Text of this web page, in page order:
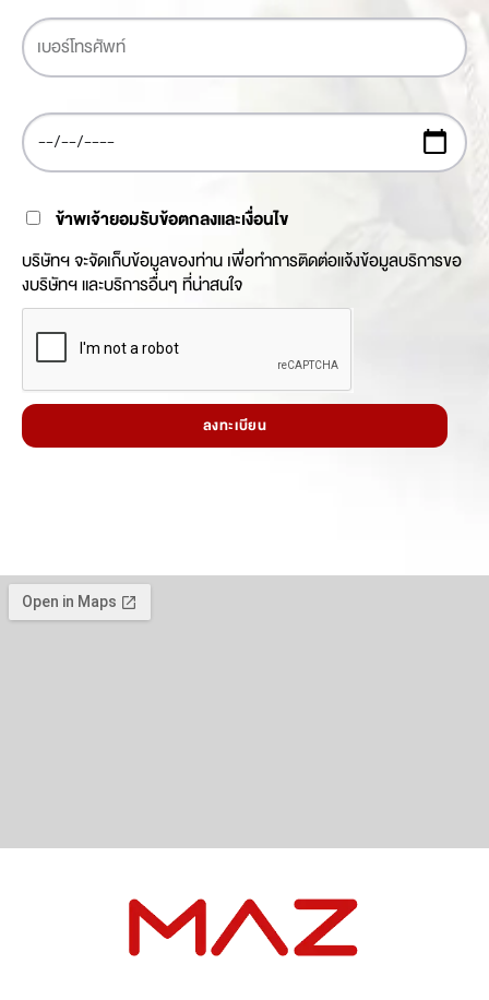
ข้าพเจ้ายอมรับข้อตกลงและเงื่อนไข
บริษัทฯ จะจัดเก็บข้อมูลของท่าน เพื่อทำการติดต่อแจ้งข้อมูลบริการขอ
งบริษัทฯ และบริการอื่นๆ ที่น่าสนใจ
ลงทะเบียน